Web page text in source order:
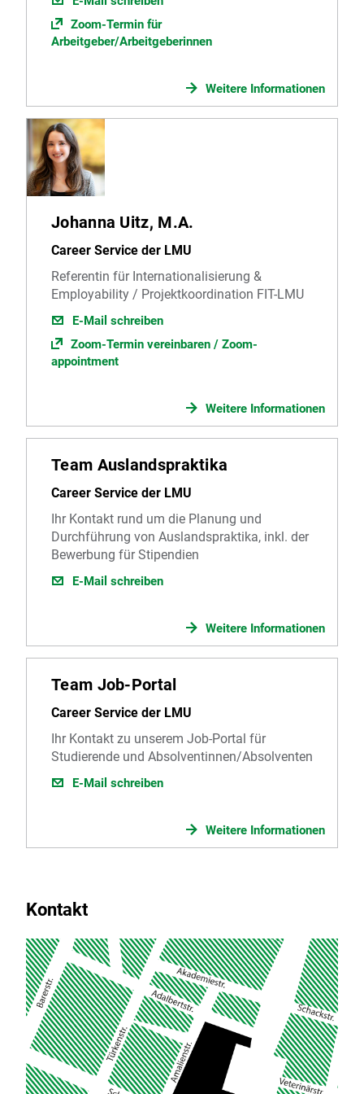
Zoom-Termin für
Arbeitgeber/Arbeitgeberinnen
Weitere Informationen
Johanna Uitz, M.A.
Career Service der LMU
Referentin für Internationalisierung &
Employability / Projektkoordination FIT-LMU
E-Mail schreiben
Zoom-Termin vereinbaren / Zoom-
appointment
Weitere Informationen
Team Auslandspraktika
Career Service der LMU
Ihr Kontakt rund um die Planung und
Durchführung von Auslandspraktika, inkl. der
Bewerbung für Stipendien
E-Mail schreiben
Weitere Informationen
Team Job-Portal
Career Service der LMU
Ihr Kontakt zu unserem Job-Portal für
Studierende und Absolventinnen/Absolventen
E-Mail schreiben
Weitere Informationen
Kontakt